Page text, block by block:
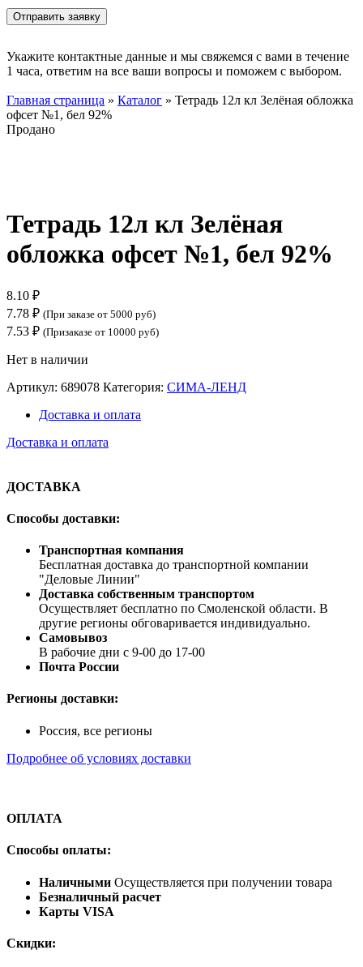
Укажите контактные данные и мы свяжемся с вами в течение
1 часа, ответим на все ваши вопросы и поможем с выбором.
Главная страница » Каталог » Тетрадь 12л кл Зелёная обложка
офсет №1, бел 92%
Продано
Тетрадь 12л кл Зелёная
обложка офсет №1, бел 92%
8.10 ₽
7.78 ₽ (При заказе от 5000 руб)
7.53 ₽ (Призаказе от 10000 руб)
Нет в наличии
Артикул: 689078 Категория: СИМА-ЛЕНД
Доставка и оплата
Доставка и оплата
ДОСТАВКА
Способы доставки:
Транспортная компания
Бесплатная доставка до транспортной компании
"Деловые Линии"
Доставка собственным транспортом
Осуществляет бесплатно по Смоленской области. В
другие регионы обговаривается индивидуально.
Самовывоз
В рабочие дни с 9-00 до 17-00
Почта России
Регионы доставки:
Россия, все регионы
Подробнее об условиях доставки
ОПЛАТА
Способы оплаты:
Наличными Осуществляется при получении товара
Безналичный расчет
Карты VISA
Скидки: